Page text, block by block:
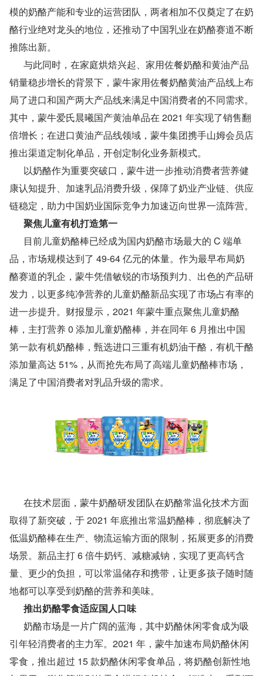
模的奶酪产能和专业的运营团队，两者相加不仅奠定了在奶
酪行业绝对龙头的地位，还推动了中国乳业在奶酪赛道不断
推陈出新。
销量稳步增长的背景下，蒙牛家用佐餐奶酪黄油产品线上布
局了进口和国产两大产品线来满足中国消费者的不同需求。
其中，蒙牛爱氏晨曦国产黄油单品在 2021 年实现了销售翻
倍增长；在进口黄油产品线领域，蒙牛集团携手山姆会员店
推出渠道定制化单品，开创定制化业务新模式。
康认知提升、加速乳品消费升级，保障了奶业产业链、供应
链稳定，助力中国奶业国际竞争力加速迈向世界一流阵营。
      聚焦儿童有机打造第一
品，市场规模达到了 49-64 亿元的体量。作为最早布局奶
酪赛道的乳企，蒙牛凭借敏锐的市场预判力、出色的产品研
发力，以更多纯净营养的儿童奶酪新品实现了市场占有率的
进一步提升。财报显示，2021 年蒙牛重点聚焦儿童奶酪
棒，主打营养 0 添加儿童奶酪棒，并在同年 6 月推出中国
第一款有机奶酪棒，甄选进口三重有机奶油干酪，有机干酪
添加量高达 51%，从而抢先布局了高端儿童奶酪棒市场，
满足了中国消费者对乳品升级的需求。
取得了新突破，于 2021 年底推出常温奶酪棒，彻底解决了
低温奶酪棒在生产、物流运输方面的限制，拓展更多的消费
场景。新品主打 6 倍牛奶钙、减糖减钠，实现了更高钙含
量、更少的负担，可以常温储存和携带，让更多孩子随时随
地都可以享受到奶酪的营养和美味。
      推出奶酪零食适应国人口味
引年轻消费者的主力军。2021 年，蒙牛加速布局奶酪休闲
零食，推出超过 15 款奶酪休闲零食单品，将奶酪创新性地